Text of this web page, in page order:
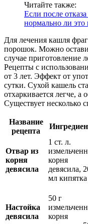
Читайте также:
Если после
нормально ли
Для лечения кашля
порошок. Можно
случае приготовление
Рецепты с
от 3 лет. Эффект от
сутки. Сухой кашель
отхаркивается легче, а
Существует несколько
Название
рецепта
Отвар из
корня
девясила
1 ст. л.
корня
девясила,
мл кипятка
Настойка
девясила
50 г
корня